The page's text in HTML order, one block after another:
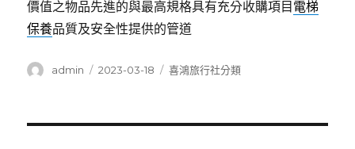
價值之物品先進的與最高規格具有充分收購項目 電梯
保養品質及安全性提供的管道
作
admin
發
2023-03-18
分
喜鴻旅行社分類